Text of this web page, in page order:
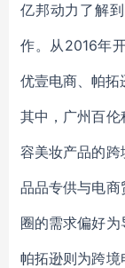
亿邦动力了解
作。从2016年
优壹电商、帕拓
其中，广州百
容美妆产品的
品品专供与电
圈的需求偏好为
帕拓逊则为跨